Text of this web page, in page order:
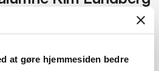
at gøre hjemmesiden bedre